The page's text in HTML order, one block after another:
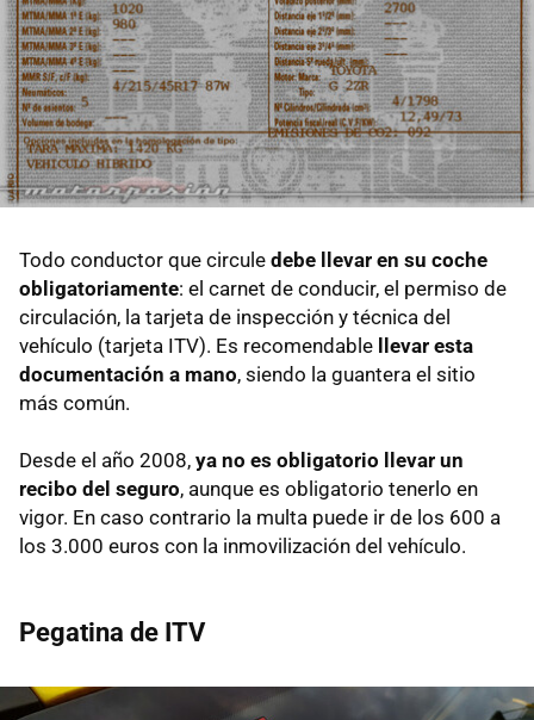
Todo conductor que circule debe llevar en su coche
obligatoriamente: el carnet de conducir, el permiso de
circulación, la tarjeta de inspección y técnica del
vehículo (tarjeta ITV). Es recomendable
llevar esta
documentación a mano, siendo la guantera el sitio
más común.
Desde el año 2008, ya no es obligatorio llevar un
recibo del seguro, aunque es obligatorio tenerlo en
vigor. En caso contrario la multa puede ir de los 600 a
los 3.000 euros con la inmovilización del vehículo.
Pegatina de ITV